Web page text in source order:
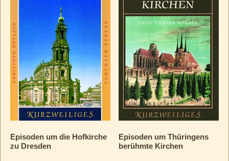
Episoden um die Hofkirche
zu Dresden
Episoden um Thüringens
berühmte Kirchen